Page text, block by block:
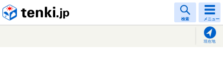
検索 メニュー
現在地